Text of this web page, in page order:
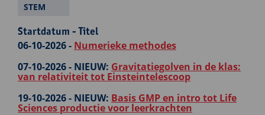
STEM
Startdatum - Titel
06-10-2026 - Numerieke methodes
07-10-2026 - NIEUW: Gravitatiegolven in de klas:
van relativiteit tot Einsteintelescoop
19-10-2026 - NIEUW: Basis GMP en intro tot Life
Sciences productie voor leerkrachten